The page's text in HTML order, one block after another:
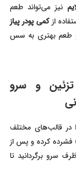
می‌تواند طعم
ازکمی پودر پیاز
بهتری به سس
و سرو
قالب‌های مختلف
کرده و پس از
برگردانید تا